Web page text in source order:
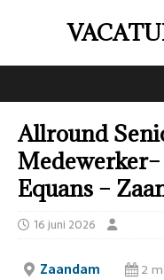
Allround
Equans –
16 juni 2026
Zaandam 2